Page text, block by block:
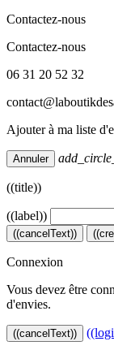
Contactez-nous
Contactez-nous
06 31 20 52 32
Ajouter à ma liste
Annuler
((title))
((label))
((cancelText))
Connexion
Vous devez être
d'envies.
((cancelText))